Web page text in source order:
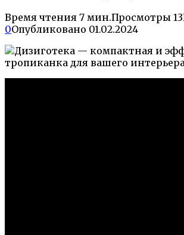
Время чтения 7 мин.Просмотры 13
0Опубликовано 01.02.2024